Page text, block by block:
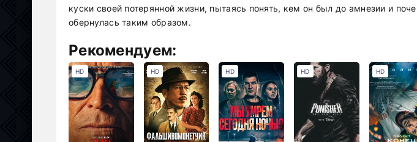
куски своей потерянной жизни, пытаясь понять, кем он был до амнезии и
обернулась таким образом.
Рекомендуем:
HD HD HD HD HD